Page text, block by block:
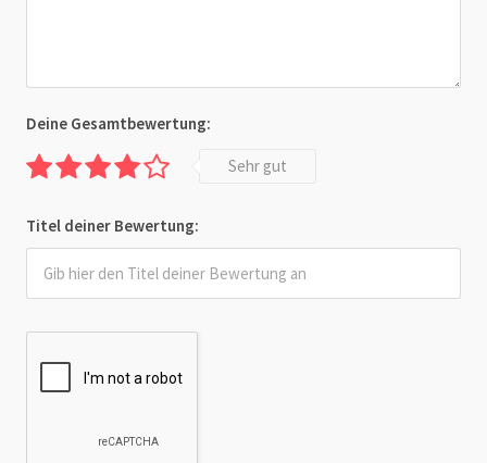
Deine Gesamtbewertung:
Sehr gut
Titel deiner Bewertung: